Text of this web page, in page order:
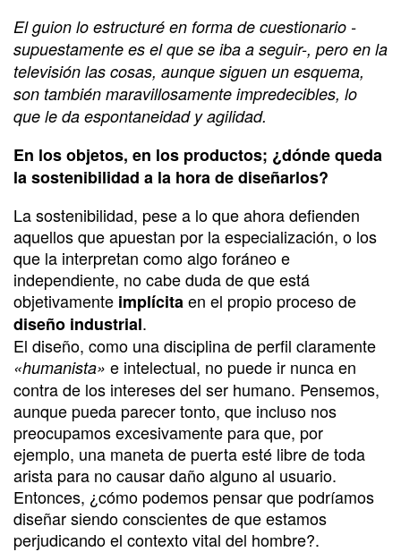
El guion lo estructuré en forma de cuestionario -
supuestamente es el que se iba a seguir-, pero en la
televisión las cosas, aunque siguen un esquema,
son también maravillosamente impredecibles, lo
que le da espontaneidad y agilidad.
En los objetos, en los productos; ¿dónde queda
la sostenibilidad a la hora de diseñarlos?
La sostenibilidad, pese a lo que ahora defienden
aquellos que apuestan por la especialización, o los
que la interpretan como algo foráneo e
independiente, no cabe duda de que está
objetivamente implícitaen el propio proceso de
diseño industrial.
El diseño, como una disciplina de perfil claramente
«humanista» e intelectual, no puede ir nunca en
contra de los intereses del ser humano. Pensemos,
aunque pueda parecer tonto, que incluso nos
preocupamos excesivamente para que, por
ejemplo, una maneta de puerta esté libre de toda
arista para no causar daño alguno al usuario.
Entonces, ¿cómo podemos pensar que podríamos
diseñar siendo conscientes de que estamos
perjudicando el contexto vital del hombre?.